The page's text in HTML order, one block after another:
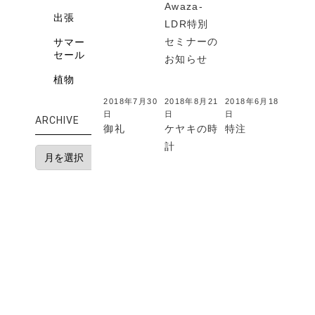
Awaza-
LDR特別
セミナーの
お知らせ
2018年7月30
日
御礼
2018年8月21
日
ケヤキの時
計
2018年6月18
日
特注
出張
サマー
セール
植物
ARCHIVE